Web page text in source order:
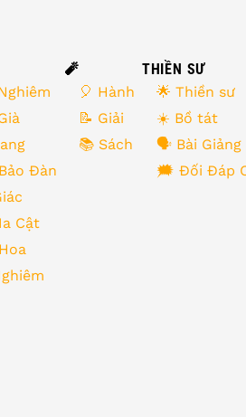
Đàn
Cật
🧨
🎈 Hành
📝 Giải
📚 Sách
THIỀN SƯ
🌟 Thiền sư
☀️ Bồ tát
🗣 Bài Giảng
🗯 Đối Đáp